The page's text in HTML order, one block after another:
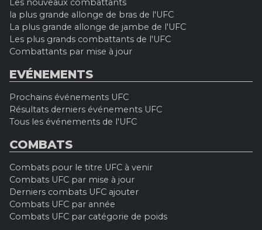
Les nouveaux combattants
la plus grande allonge de bras de l'UFC
La plus grande allonge de jambe de l'UFC
Les plus grands combattants de l'UFC
Combattants par mise à jour
EVÉNEMENTS
Prochains événements UFC
Résultats derniers événements UFC
Tous les événements de l'UFC
COMBATS
Combats pour le titre UFC à venir
Combats UFC par mise à jour
Derniers combats UFC ajouter
Combats UFC par année
Combats UFC par catégorie de poids